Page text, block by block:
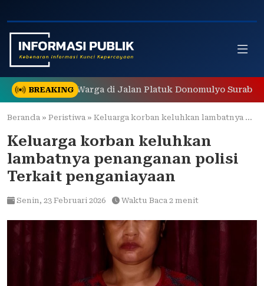
to
content
BREAKING
Gegerkan Warga di Jalan Platuk Donomulyo Surabaya
Beranda » Peristiwa » Keluarga korban keluhkan lambatnya penanganan polisi Terkait penganiayaan
Keluarga korban keluhkan
lambatnya penanganan polisi
Terkait penganiayaan
Senin, 23 Februari 2026 Waktu Baca 2 menit